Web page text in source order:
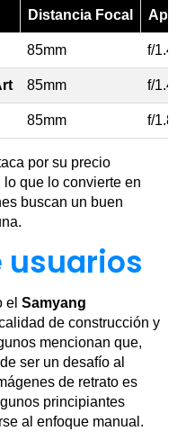
Distancia Focal
85mm f/1.4
85mm f/1.4
85mm f/1.8
por su precio
que lo convierte en
buscan un buen
usuarios
el Samyang
de construcción y
mencionan que,
ser un desafío al
de retrato es
principiantes
al enfoque manual.